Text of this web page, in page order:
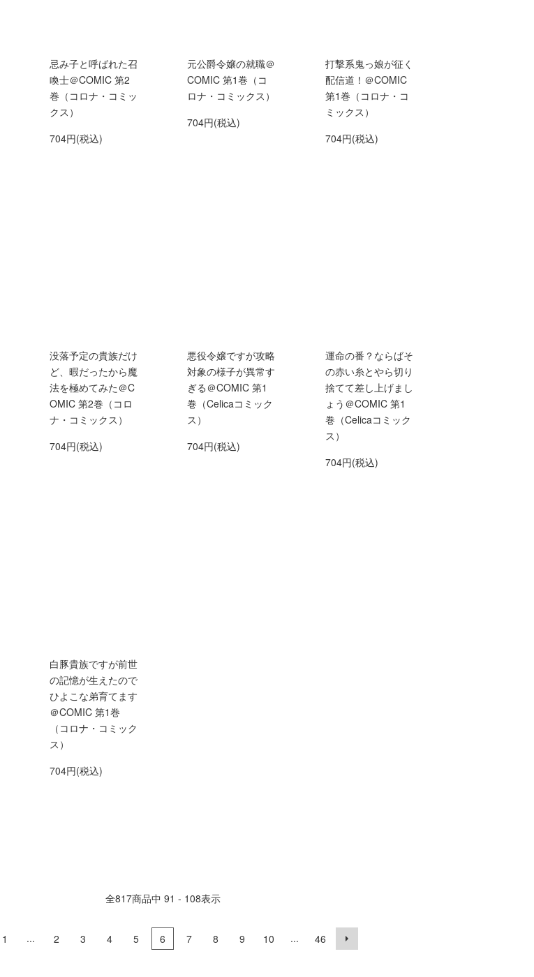
忌み子と呼ばれた召
喚士＠COMIC 第2
巻（コロナ・コミッ
クス）
704円(税込)
元公爵令嬢の就職＠
COMIC 第1巻（コ
ロナ・コミックス）
704円(税込)
打撃系鬼っ娘が征く
配信道！＠COMIC
第1巻（コロナ・コ
ミックス）
704円(税込)
没落予定の貴族だけ
ど、暇だったから魔
法を極めてみた＠C
OMIC 第2巻（コロ
ナ・コミックス）
704円(税込)
悪役令嬢ですが攻略
対象の様子が異常す
ぎる＠COMIC 第1
巻（Celicaコミック
ス）
704円(税込)
運命の番？ならばそ
の赤い糸とやら切り
捨てて差し上げまし
ょう＠COMIC 第1
巻（Celicaコミック
ス）
704円(税込)
白豚貴族ですが前世
の記憶が生えたので
ひよこな弟育てます
＠COMIC 第1巻
（コロナ・コミック
ス）
704円(税込)
全817商品中 91 - 108表示
1 ... 2 3 4 5 6 7 8 9 10 ... 46